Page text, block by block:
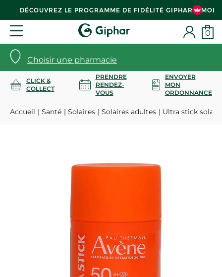
DÉCOUVREZ LE PROGRAMME DE FIDÉLITÉ GIPHAR & MOI
Choisir une pharmacie
0
CLICK &
COLLECT
PRENDRE
RENDEZ-
VOUS
ENVOYER
MON
ORDONNANCE
Accueil Santé Solaires Solaires adultes Ultra stick